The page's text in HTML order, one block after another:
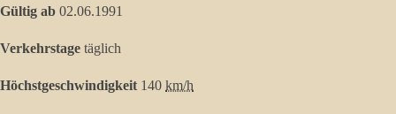
Gültig ab 02.06.1991
Verkehrstage täglich
Höchstgeschwindigkeit 140 km/h